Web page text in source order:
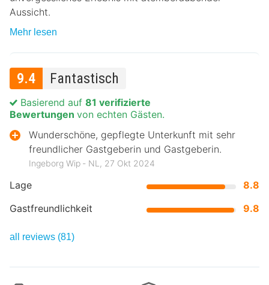
Aussicht.
Mehr lesen
9.4 Fantastisch
Lage
8.8
Gastfreundlichkeit
9.8
Basierend auf 81 verifizierte
Bewertungen von echten Gästen.
Wunderschöne, gepflegte Unterkunft mit sehr
freundlicher Gastgeberin und Gastgeberin.
Ingeborg Wip ‐ NL, 27 Okt 2024
all reviews (81)